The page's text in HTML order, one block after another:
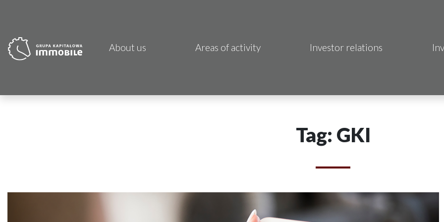
About us Areas of activity
CDI KB Sp. z o.o.
Investor relations
Tag: GKI